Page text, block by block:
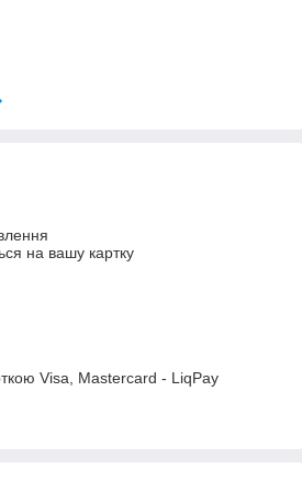
на вашу картку
Visa, Mastercard - LiqPay